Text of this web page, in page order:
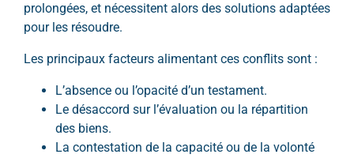
prolongées, et nécessitent alors des solutions adaptées
pour les résoudre.
Les principaux facteurs alimentant ces conflits sont :
L’absence ou l’opacité d’un testament.
Le désaccord sur l’évaluation ou la répartition
des biens.
La contestation de la capacité ou de la volonté